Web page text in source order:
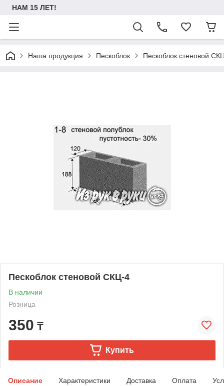
НАМ 15 ЛЕТ!
Наша продукция Пескоблок Пескоблок стеновой
Пескоблок стеновой СКЦ-4
В наличии
Розница
350 ₸
Купить
Описание Характеристики Доставка Оплата